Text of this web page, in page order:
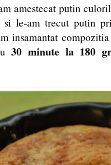
amestecat putin
si le-am trecut putin
insamantat
30 minute la 180